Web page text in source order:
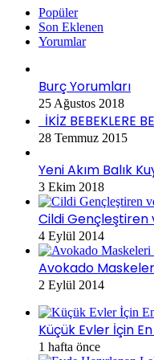
Popüler
Son Eklenen
Yorumlar
Burç Yorumları
25 Ağustos 2018
İKİZ BEBEKLERE
28 Temmuz 2015
Yeni Akım Balık
3 Ekim 2018
Cildi Gençleştiren
4 Eylül 2014
Avokado
2 Eylül 2014
Küçük Evler İçin
1 hafta önce